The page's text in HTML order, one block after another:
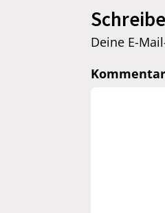
Deine E-
Kommentar